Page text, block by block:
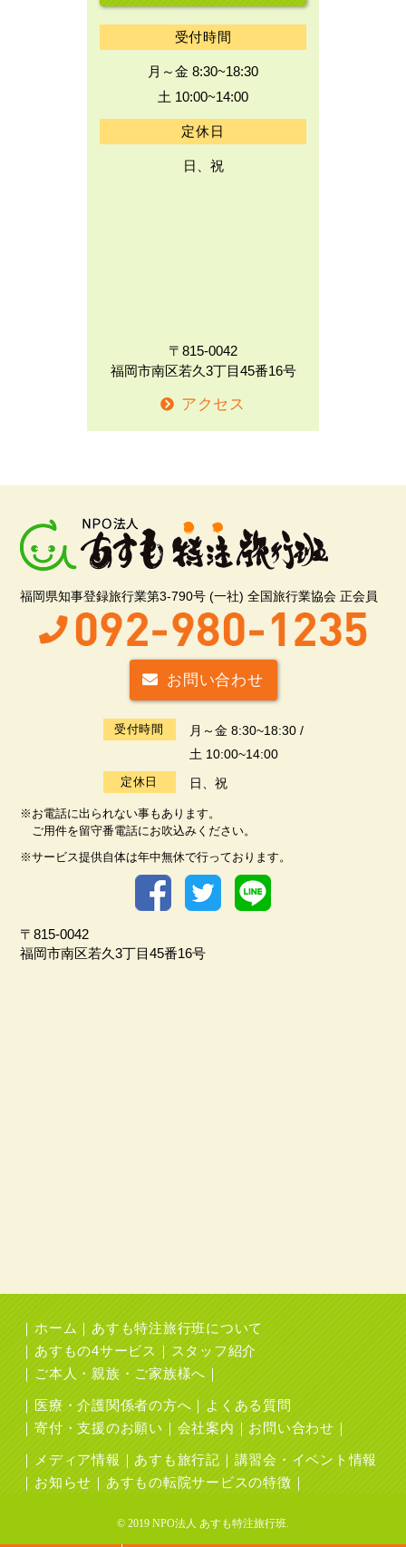
受付時間
月～金 8:30~18:30
土 10:00~14:00
定休日
日、祝
〒815-0042
福岡市南区若久3丁目45番16号
アクセス
福岡県知事登録旅行業第3-790号 (一社) 全国旅行業協会 正会員
お問い合わせ
受付時間
月～金 8:30~18:30 /
土 10:00~14:00
定休日 日、祝
※お電話に出られない事もあります。
ご用件を留守番電話にお吹込みください。
※サービス提供自体は年中無休で行っております。
〒815-0042
福岡市南区若久3丁目45番16号
ホーム
あすも特注旅行班について
あすもの4サービス
スタッフ紹介
ご本人・親族・ご家族様へ
医療・介護関係者の方へ
よくある質問
寄付・支援のお願い
会社案内 お問い合わせ
メディア情報 あすも旅行記
講習会・イベント情報
お知らせ
あすもの転院サービスの特徴
© 2019 NPO法人 あすも特注旅行班.